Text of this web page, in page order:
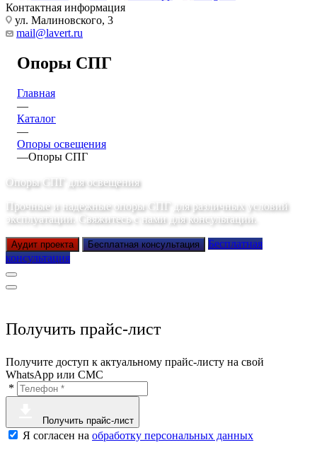
Контактная информация
ул. Малиновского, 3
mail@lavert.ru
Опоры СПГ
Главная
—
Каталог
—
Опоры освещения
—Опоры СПГ
Опоры СПГ для освещения
Прочные и надежные опоры СПГ для различных условий
эксплуатации. Свяжитесь с нами для консультации.
Аудит проекта Бесплатная консультация
Бесплатная
консультация
Получить прайс-лист
Получите доступ к актуальному прайс-листу на свой
WhatsApp или СМС
*
Получить прайс-лист
Я согласен на обработку персональных данных